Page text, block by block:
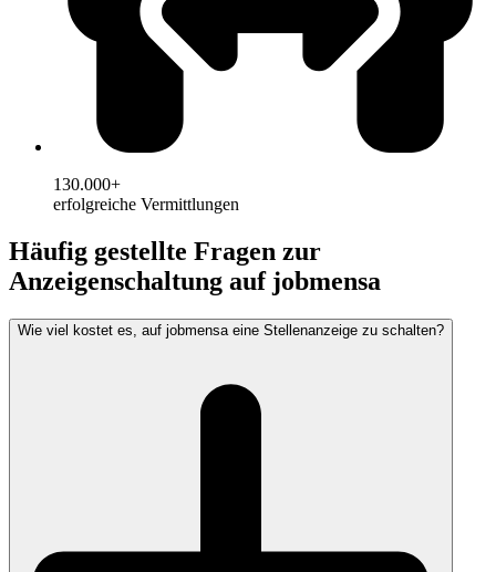
130.000+
erfolgreiche Vermittlungen
Häufig gestellte Fragen zur
Anzeigenschaltung auf jobmensa
Wie viel kostet es, auf jobmensa eine Stellenanzeige zu schalten?